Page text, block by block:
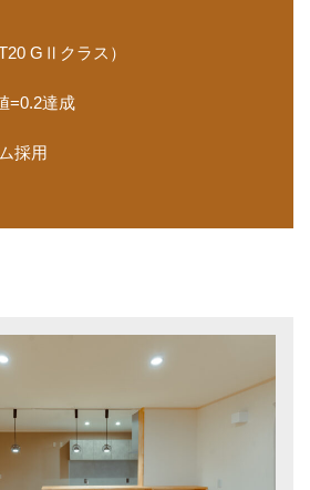
GⅡクラス）
達成
採用